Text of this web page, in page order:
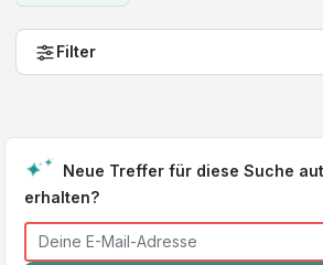
Filter
Neue Treffer für diese Suche
erhalten?